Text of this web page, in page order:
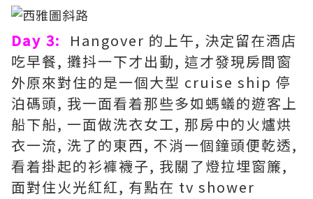
Day 3: Hangover 的上午, 決定留在酒店
吃早餐, 攤抖一下才出動, 這才發現房間窗
外原來對住的是一個大型 cruise ship 停
泊碼頭, 我一面看着那些多如螞蟻的遊客上
船下船, 一面做洗衣女工, 那房中的火爐烘
衣一流, 洗了的東西, 不消一個鐘頭便乾透,
看着掛起的衫褲襪子, 我關了燈拉埋窗簾,
面對住火光紅紅, 有點在 tv shower